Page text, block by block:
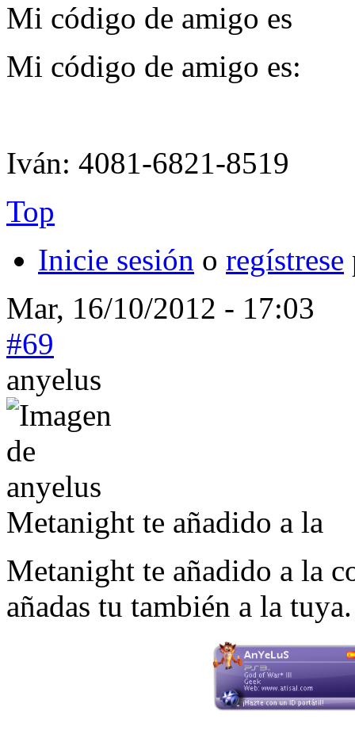
Mi código de amigo es
Mi código de amigo es:
Iván: 4081-6821-8519
Top
Inicie sesión o regístrese
Mar, 16/10/2012 - 17:03
#69
anyelus
Metanight te añadido a la
Metanight te añadido a la
añadas tu también a la tuya.